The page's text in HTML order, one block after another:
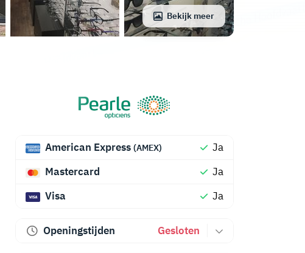
Bekijk meer
American Express (AMEX)
Ja
Mastercard
Ja
Visa
Ja
Openingstijden Gesloten